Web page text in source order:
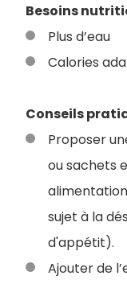
Besoins
Plus d’eau
Calories
Conseils
Proposer
ou sachets
sujet à la
d'appétit).
Ajouter de